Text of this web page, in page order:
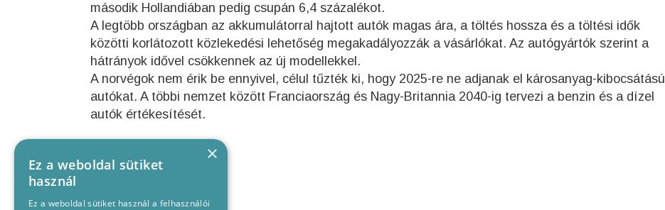
második Hollandiában pedig csupán 6,4 százalékot.
A legtöbb országban az akkumulátorral hajtott autók magas ára, a töltés hossza és a töltési idők
közötti korlátozott közlekedési lehetőség megakadályozzák a vásárlókat. Az autógyártók szerint a
hátrányok idővel csökkennek az új modellekkel.
A norvégok nem érik be ennyivel, célul tűzték ki, hogy 2025-re ne adjanak el károsanyag-kibocsátású
autókat. A többi nemzet között Franciaország és Nagy-Britannia 2040-ig tervezi a benzin és a dízel
autók értékesítését.
×
Ez a weboldal sütiket
használ
Ez a weboldal sütiket használ a felhasználói